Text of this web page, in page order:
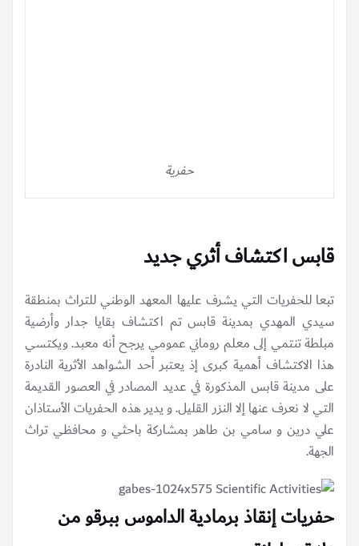
حفرية
قابس اكتشاف أثري جديد
تبعا للحفريات التي يشرف عليها المعهد الوطني للتراث بمنطقة
سيدي المهدي بمدينة قابس تم اكتشاف بقايا جدار وأرضية
مبلطة تنتمي إلى معلم روماني عمومي يرجح أنه معبد. ويكتسي
هذا الاكتشاف أهمية كبرى إذ يعتبر أحد الشواهد الأثرية النادرة
على مدينة قابس المذكورة في عديد المصادر في العصور القديمة
التي لا نعرف عنها إلا النزر القليل. و يدير هذه الحفريات الأستاذان
علي درين و سامي بن طاهر بمشاركة باحثي و محافظي تراث
الجهة.
حفريات إنقاذ برمادية الداموس ببرقو من